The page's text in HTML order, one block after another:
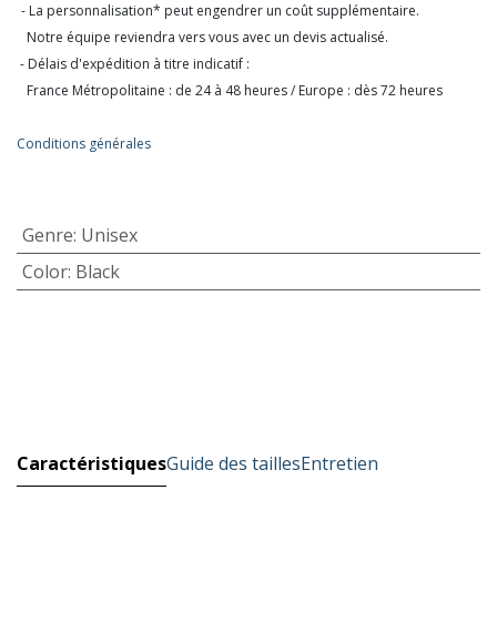
- La personnalisation* peut engendrer un coût supplémentaire.
Notre équipe reviendra vers vous avec un devis actualisé.
- Délais d'expédition à titre indicatif :
France Métropolitaine : de 24 à 48 heures / Europe : dès 72 heures
Conditions générales
Genre: Unisex
Color: Black
CaractéristiquesGuide des taillesEntretien